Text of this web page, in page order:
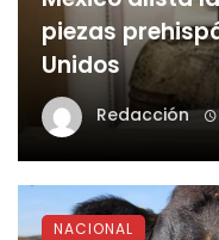
piezas
Unidos
Redacción
NACIONAL